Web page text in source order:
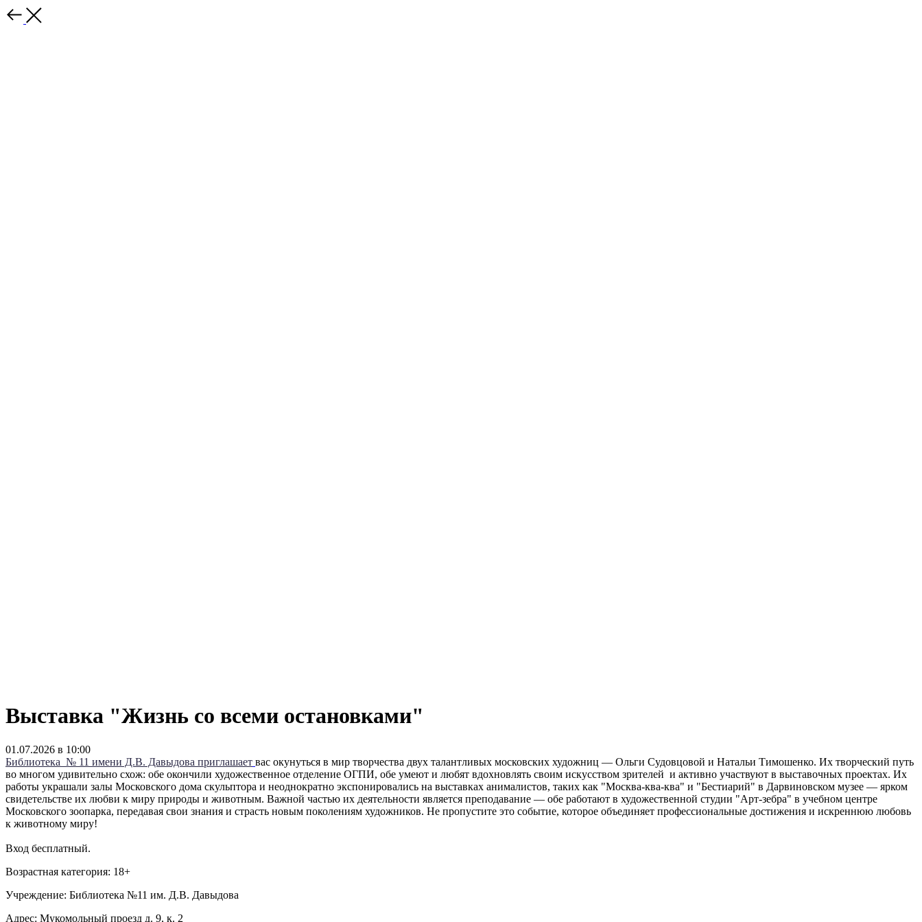
Выставка "Жизнь со всеми остановками"
01.07.2026 в 10:00
Библиотека № 11 имени Д.В. Давыдова приглашает вас окунуться в мир творчества двух талантливых московских художниц — Ольги Судовцовой и Натальи Тимошенко. Их творческий путь
во многом удивительно схож: обе окончили художественное отделение ОГПИ, обе умеют и любят вдохновлять своим искусством зрителей и активно участвуют в выставочных проектах. Их
работы украшали залы Московского дома скульптора и неоднократно экспонировались на выставках анималистов, таких как "Москва-ква-ква" и "Бестиарий" в Дарвиновском музее — ярком
свидетельстве их любви к миру природы и животным. Важной частью их деятельности является преподавание — обе работают в художественной студии "Арт-зебра" в учебном центре
Московского зоопарка, передавая свои знания и страсть новым поколениям художников. Не пропустите это событие, которое объединяет профессиональные достижения и искреннюю любовь
к животному миру!
Вход бесплатный.
Возрастная категория: 18+
Учреждение: Библиотека №11 им. Д.В. Давыдова
Адрес: Мукомольный проезд д. 9, к. 2